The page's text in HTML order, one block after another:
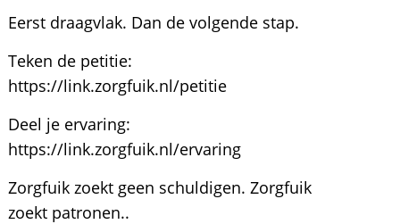
Eerst draagvlak. Dan de volgende stap.
Teken de petitie:
https://link.zorgfuik.nl/petitie
Deel je ervaring:
https://link.zorgfuik.nl/ervaring
Zorgfuik zoekt geen schuldigen. Zorgfuik
zoekt patronen..